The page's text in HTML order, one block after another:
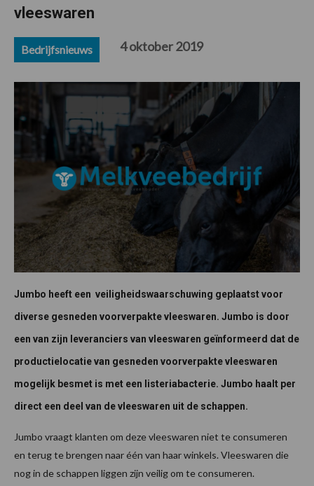
vleeswaren
Bedrijfsnieuws 4 oktober 2019
Jumbo heeft een veiligheidswaarschuwing geplaatst voor
diverse gesneden voorverpakte vleeswaren. Jumbo is door
een van zijn leveranciers van vleeswaren geïnformeerd dat de
productielocatie van gesneden voorverpakte vleeswaren
mogelijk besmet is met een listeriabacterie. Jumbo haalt per
direct een deel van de vleeswaren uit de schappen.
Jumbo vraagt klanten om deze vleeswaren niet te consumeren
en terug te brengen naar één van haar winkels. Vleeswaren die
nog in de schappen liggen zijn veilig om te consumeren.